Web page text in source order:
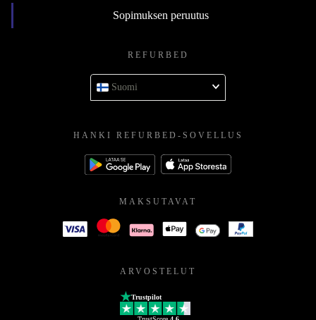
Sopimuksen peruutus
REFURBED
Suomi
HANKI REFURBED-SOVELLUS
MAKSUTAVAT
ARVOSTELUT
Trustpilot